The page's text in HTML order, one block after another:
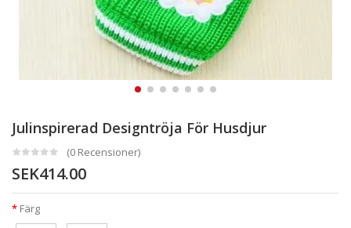
Julinspirerad Designtröja För Husdjur
(0 Recensioner)
SEK414.00
Färg